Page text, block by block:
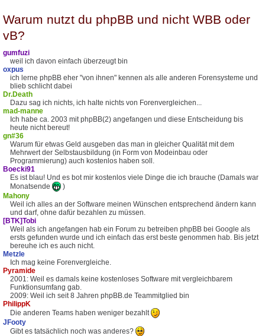
Warum nutzt du phpBB und nicht WBB oder
vB?
gumfuzi
weil ich davon einfach überzeugt bin
oxpus
ich lerne phpBB eher "von ihnen" kennen als alle anderen Forensysteme und
blieb schlicht dabei
Dr.Death
Dazu sag ich nichts, ich halte nichts von Forenvergleichen...
mad-manne
Ich habe ca. 2003 mit phpBB(2) angefangen und diese Entscheidung bis
heute nicht bereut!
gn#36
Warum für etwas Geld ausgeben das man in gleicher Qualität mit dem
Mehrwert der Selbstausbildung (in Form von Modeinbau oder
Programmierung) auch kostenlos haben soll.
Boecki91
Es ist blau! Und es bot mir kostenlos viele Dinge die ich brauche (Damals war
Monatsende
)
Mahony
Weil ich alles an der Software meinen Wünschen entsprechend ändern kann
und darf, ohne dafür bezahlen zu müssen.
[BTK]Tobi
Weil als ich angefangen hab ein Forum zu betreiben phpBB bei Google als
ersts gefunden wurde und ich einfach das erst beste genommen hab. Bis jetzt
bereuhe ich es auch nicht.
Metzle
Ich mag keine Forenvergleiche.
Pyramide
2001: Weil es damals keine kostenloses Software mit vergleichbarem
Funktionsumfang gab.
2009: Weil ich seit 8 Jahren phpBB.de Teammitglied bin
PhilippK
Die anderen Teams haben weniger bezahlt
JFooty
Gibt es tatsächlich noch was anderes?